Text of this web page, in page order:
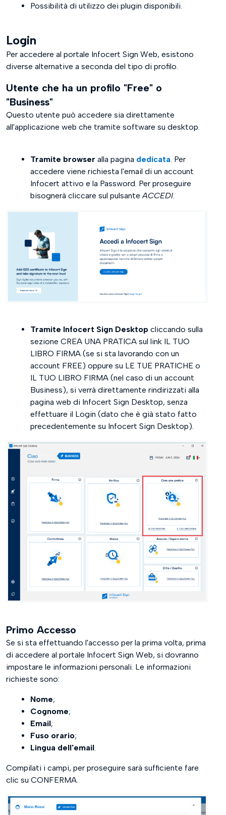
Possibilità di utilizzo dei plugin disponibili.
Login
Per accedere al portale Infocert Sign Web, esistono
diverse alternative a seconda del tipo di profilo.
Utente che ha un profilo "Free" o
"Business"
Questo utente può accedere sia direttamente
all'applicazione web che tramite software su desktop.
Tramite browser alla pagina dedicata. Per
accedere viene richiesta l'email di un account
Infocert attivo e la Password. Per proseguire
bisognerà cliccare sul pulsanteACCEDI.
Tramite Infocert Sign Desktop cliccando sulla
sezione CREA UNA PRATICA sul link IL TUO
LIBRO FIRMA (se si sta lavorando con un
account FREE) oppure su LE TUE PRATICHE o
IL TUO LIBRO FIRMA (nel caso di un account
Business), si verrà direttamente rindirizzati alla
pagina web di Infocert Sign Desktop, senza
effettuare il Login (dato che è già stato fatto
precedentemente su Infocert Sign Desktop).
Primo Accesso
Se si sta effettuando l'accesso per la prima volta, prima
di accedere al portale Infocert Sign Web, si dovranno
impostare le informazioni personali. Le informazioni
richieste sono:
Nome;
Cognome;
Email;
Fuso orario;
Lingua dell'email.
Compilati i campi, per proseguire sarà sufficiente fare
clic su CONFERMA.